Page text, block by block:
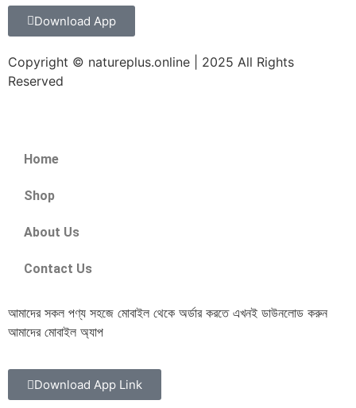
Download App
Copyright © natureplus.online | 2025 All Rights
Reserved
Home
Shop
About Us
Contact Us
আমাদের সকল পণ্য সহজে মোবাইল থেকে অর্ডার করতে এখনই ডাউনলোড করুন
আমাদের মোবাইল অ্যাপ
Download App Link